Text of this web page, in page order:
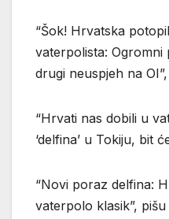
“Šok! Hrvatska
vaterpolista:
drugi neuspjeh na
“Hrvati nas dobili u
‘delfina’ u Tokiju, bit
“Novi poraz delfina:
vaterpolo klasik”,